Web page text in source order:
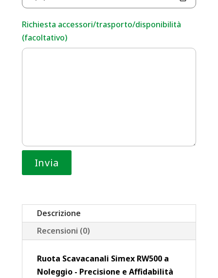
Richiesta accessori/trasporto/disponibilità
(facoltativo)
Descrizione
Recensioni (0)
Ruota Scavacanali Simex RW500 a
Noleggio - Precisione e Affidabilità